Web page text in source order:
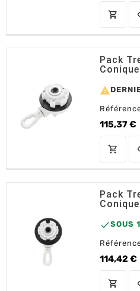
shopping_cart
Pack
Diam 78

115,37 €
Prix
shopping_cart
Pack
Diam 70
SOUS
114,42 €
Prix
shopping_cart